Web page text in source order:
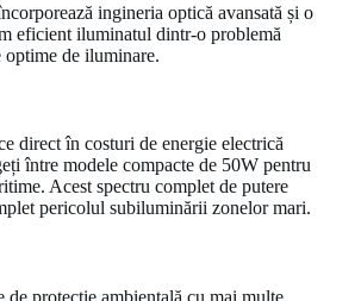
ingineria optică avansată și o
eficient iluminatul dintr-o problemă
optime de iluminare.
direct în costuri de energie electrică
între modele compacte de 50W pentru
Acest spectru complet de putere
pericolul subiluminării zonelor mari.
de protecție ambientală cu mai multe